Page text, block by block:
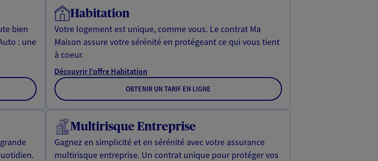
bien
: une
Habitation
Votre logement est unique, comme vous. Le contrat Ma
Maison assure votre sérénité en protégeant ce qui vous tient
à coeur.
Découvrir l'offre Habitation
OBTENIR UN TARIF EN LIGNE
Multirisque Entreprise
Gagnez en simplicité et en sérénité avec votre assurance
multirisque entreprise. Un contrat unique pour protéger vos